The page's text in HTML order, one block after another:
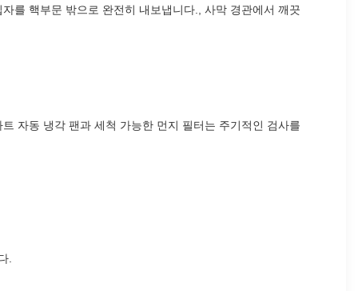
를 핵부문 밖으로 완전히 내보냅니다., 사막 경관에서 깨끗
자동 냉각 팬과 세척 가능한 먼지 필터는 주기적인 검사를
.